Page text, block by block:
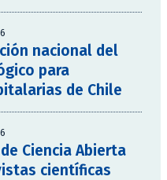
nacional del
para
de Chile
Ciencia Abierta
científicas